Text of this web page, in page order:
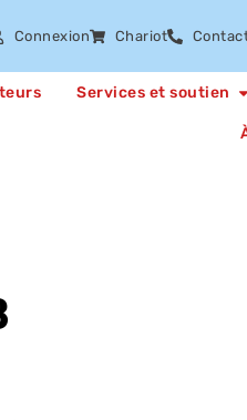
Connexion Chariot
Services et soutien